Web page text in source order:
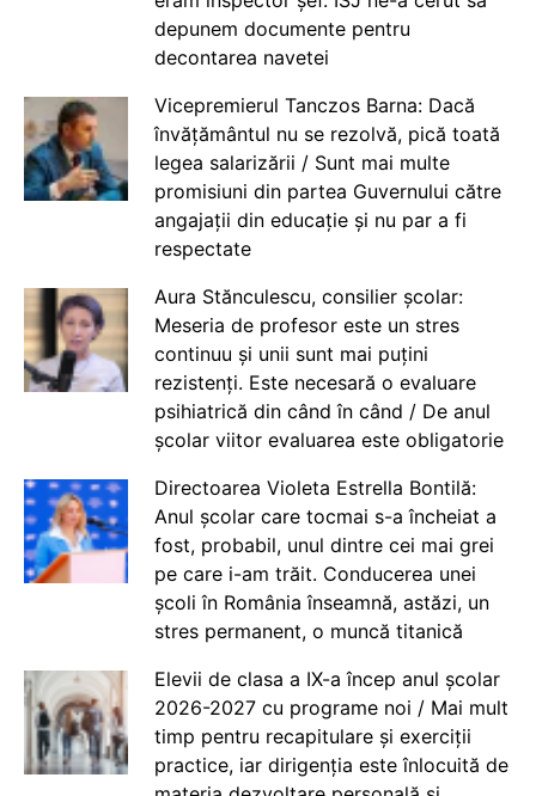
depunem documente pentru
decontarea navetei
Vicepremierul Tanczos Barna: Dacă
învățământul nu se rezolvă, pică toată
legea salarizării / Sunt mai multe
promisiuni din partea Guvernului către
angajații din educație și nu par a fi
respectate
Aura Stănculescu, consilier școlar:
Meseria de profesor este un stres
continuu și unii sunt mai puțini
rezistenți. Este necesară o evaluare
psihiatrică din când în când / De anul
școlar viitor evaluarea este obligatorie
Directoarea Violeta Estrella Bontilă:
Anul școlar care tocmai s-a încheiat a
fost, probabil, unul dintre cei mai grei
pe care i-am trăit. Conducerea unei
școli în România înseamnă, astăzi, un
stres permanent, o muncă titanică
Elevii de clasa a IX-a încep anul școlar
2026-2027 cu programe noi / Mai mult
timp pentru recapitulare și exerciții
practice, iar dirigenția este înlocuită de